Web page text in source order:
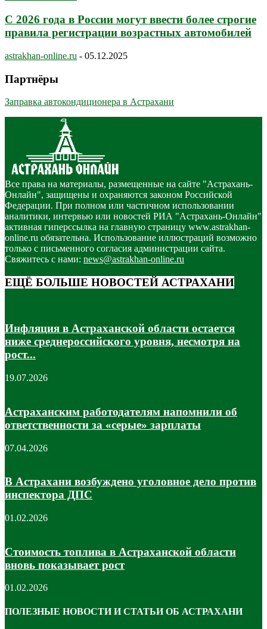
С 2026 года в России могут ввести более строгие
правила регистрации возрастных автомобилей
astrakhan-online.ru - 05.12.2025
Партнёры
Заправка автокондиционера в Астрахани
Все права на материалы, размещенные на сайте "Астрахань-
Онлайн", защищены и охраняются законом Российской
Федерации. При полном или частичном использовании
аналитики, интервью или новостей РИА "Астрахань-Онлайн"
активная гиперссылка на главную страницу www.astrakhan-
online.ru обязательна. Использование иллюстраций возможно
только с письменного согласия администрации сайта.
Свяжитесь с нами: news@astrakhan-online.ru
ЕЩЁ БОЛЬШЕ НОВОСТЕЙ АСТРАХАНИ
Инфляция в Астраханской области остается
ниже среднероссийского уровня, несмотря на
рост...
19.07.2026
Астраханским работодателям напомнили об
ответственности за «серые» зарплаты
07.04.2026
В Астрахани возбуждено уголовное дело против
инспектора ДПС
01.02.2026
Стоимость топлива в Астраханской области
вновь показывает рост
01.02.2026
ПОЛЕЗНЫЕ НОВОСТИ И СТАТЬИ ОБ АСТРАХАНИ